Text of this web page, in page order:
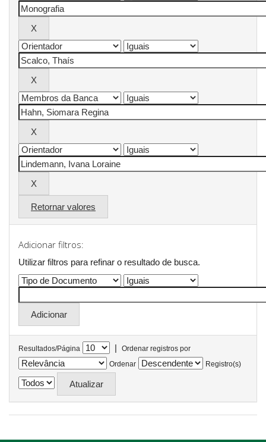
Retornar valores
Adicionar filtros:
Utilizar filtros para refinar o resultado de busca.
Resultados/Página |
Ordenar registros por
Ordenar
Registro(s)